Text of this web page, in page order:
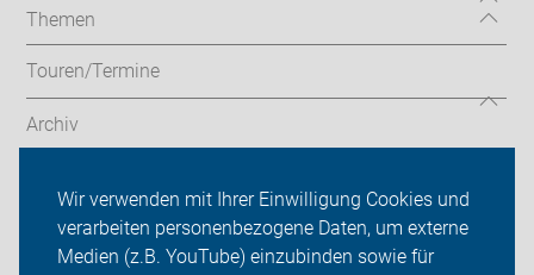
Wir verwenden mit Ihrer Einwilligung Cookies und
verarbeiten personenbezogene Daten, um externe
Medien (z.B. YouTube) einzubinden sowie für
Themen
Touren/Termine
Archiv
ADFC Lehrte/Sehnde